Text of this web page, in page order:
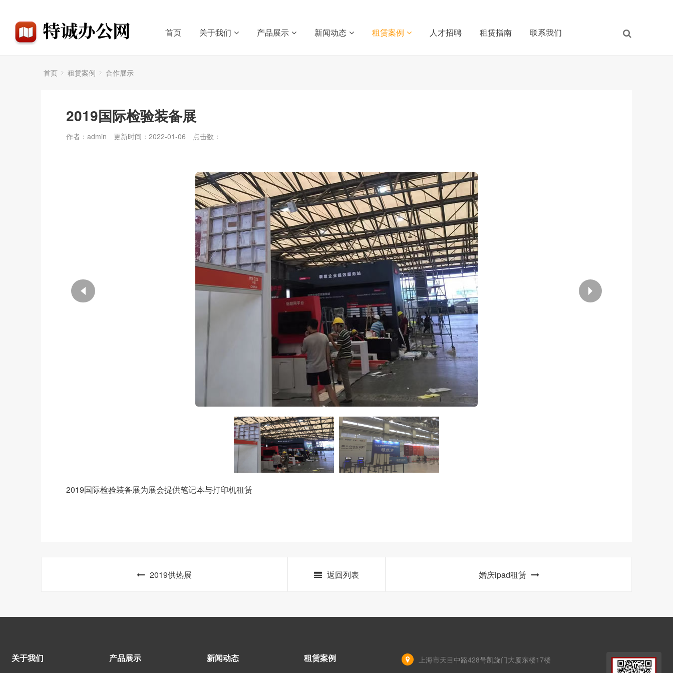
首页 关于我们 产品展示 新闻动态 租赁案例 人才招聘 租赁指南 联系我们
首页 租赁案例 合作展示
2019国际检验装备展
作者：admin 更新时间：2022-01-06 点击数：
2019国际检验装备展为展会提供笔记本与打印机租赁
2019供热展 返回列表 婚庆ipad租赁
关于我们 产品展示 新闻动态 租赁案例 上海市天目中路428号凯旋门大厦东楼17楼